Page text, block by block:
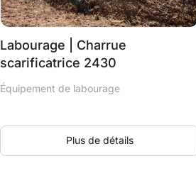
Labourage | Charrue
scarificatrice 2430
Équipement de labourage
Plus de détails